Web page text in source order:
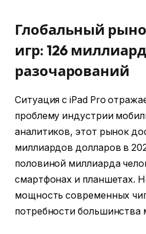
Глобальный
игр: 126
разочарований
Ситуация с iPad Pro
проблему индустрии
аналитиков, этот рынок
миллиардов долларов в
половиной миллиарда
смартфонах и планшетах.
мощность современных
потребности большинства